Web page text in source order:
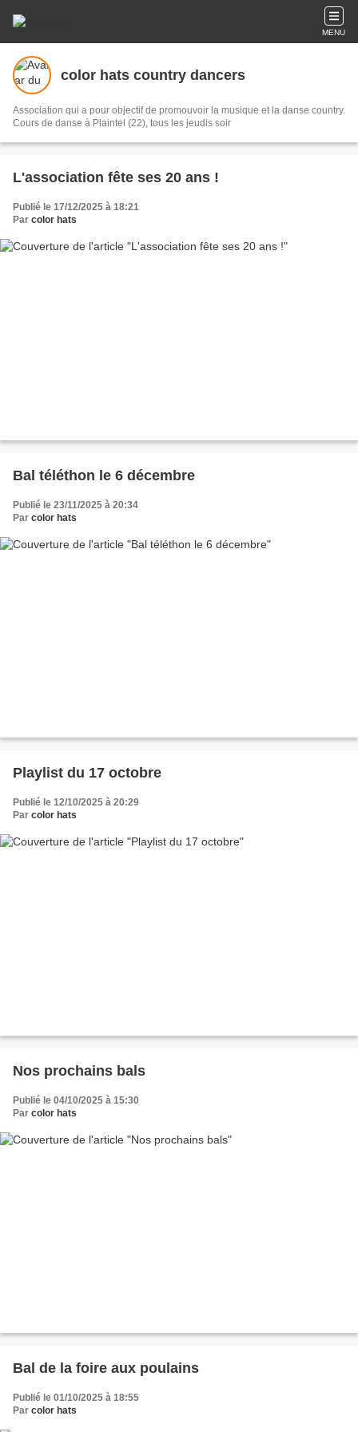
MENU
color hats country dancers
Association qui a pour objectif de promouvoir la musique et la danse country.
Cours de danse à Plaintel (22), tous les jeudis soir
L'association fête ses 20 ans !
Publié le 17/12/2025 à 18:21
Par color hats
Bal téléthon le 6 décembre
Publié le 23/11/2025 à 20:34
Par color hats
Playlist du 17 octobre
Publié le 12/10/2025 à 20:29
Par color hats
Nos prochains bals
Publié le 04/10/2025 à 15:30
Par color hats
Bal de la foire aux poulains
Publié le 01/10/2025 à 18:55
Par color hats